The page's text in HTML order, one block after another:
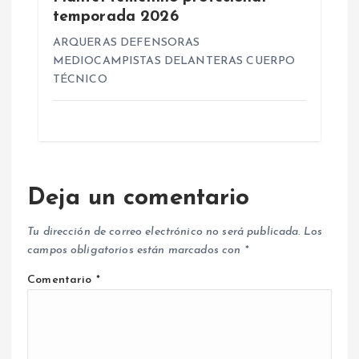
temporada 2026
ARQUERAS DEFENSORAS
MEDIOCAMPISTAS DELANTERAS CUERPO
TÉCNICO
Deja un comentario
Tu dirección de correo electrónico no será publicada. Los
campos obligatorios están marcados con *
Comentario *